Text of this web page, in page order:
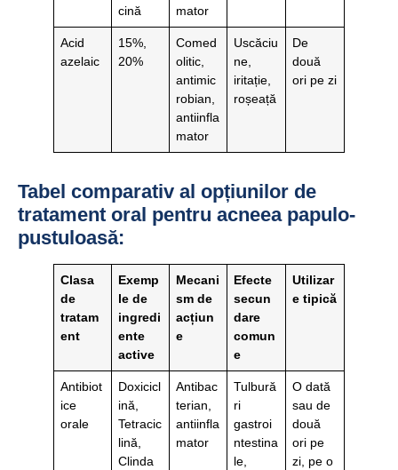
cină
mator
Acid
azelaic
15%,
20%
Comed
olitic,
antimic
robian,
antiinfla
mator
Uscăciu
ne,
iritație,
roșeață
De
două
ori pe zi
Tabel comparativ al opțiunilor de
tratament oral pentru acneea papulo-
pustuloasă:
Clasa
de
tratam
ent
Exemp
le de
ingredi
ente
active
Mecani
sm de
acțiun
e
Efecte
secun
dare
comun
e
Utilizar
e tipică
Antibiot
ice
orale
Doxicicl
ină,
Tetracic
lină,
Clinda
Antibac
terian,
antiinfla
mator
Tulbură
ri
gastroi
ntestina
le,
O dată
sau de
două
ori pe
zi, pe o